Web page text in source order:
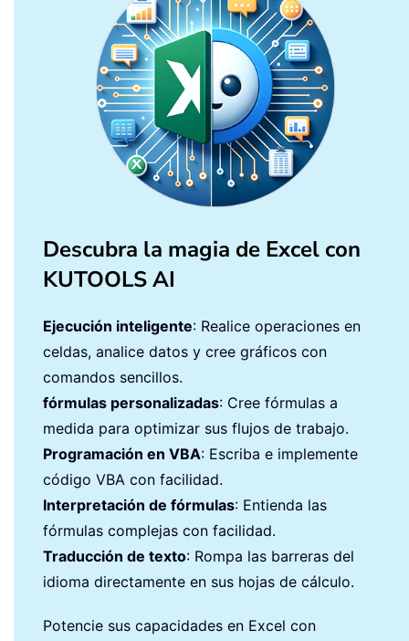
Descubra la magia de Excel con
KUTOOLS AI
Ejecución inteligente: Realice operaciones en
celdas, analice datos y cree gráficos con
comandos sencillos.
fórmulas personalizadas: Cree fórmulas a
medida para optimizar sus flujos de trabajo.
Programación en VBA: Escriba e implemente
código VBA con facilidad.
Interpretación de fórmulas: Entienda las
fórmulas complejas con facilidad.
Traducción de texto: Rompa las barreras del
idioma directamente en sus hojas de cálculo.
Potencie sus capacidades en Excel con